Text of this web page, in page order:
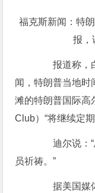
福克斯新闻：特
报，
报道称，白
闻，特朗普当地时
滩的特朗普国际高
Club）“将继续定
迪尔说：“
员祈祷。”
据美国媒体